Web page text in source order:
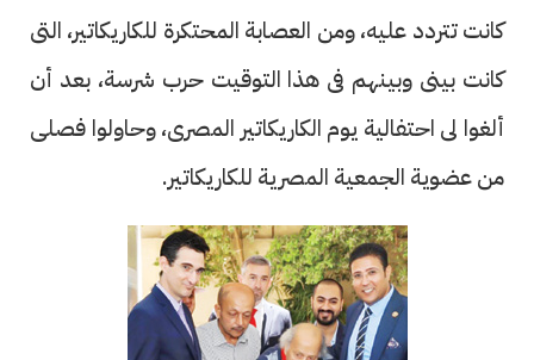
كانت تتردد عليه، ومن العصابة المحتكرة للكاريكاتير، التى
كانت بينى وبينهم فى هذا التوقيت حرب شرسة، بعد أن
ألغوا لى احتفالية يوم الكاريكاتير المصرى، وحاولوا فصلى
من عضوية الجمعية المصرية للكاريكاتير.